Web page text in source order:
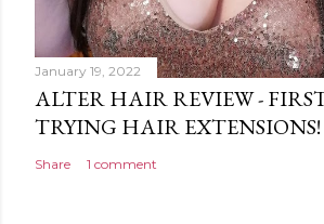
January 19, 2022
ALTER HAIR REVIEW -
TRYING HAIR EXTENSIONS!
Share 1 comment